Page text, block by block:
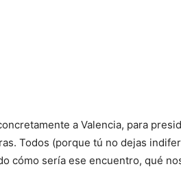
a Valencia, para
Todos (porque tú no dejas
cómo sería ese encuentro, qué